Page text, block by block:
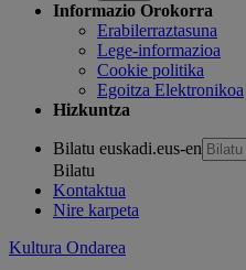
Informazio Orokorra
Erabilerraztasuna
Lege-informazioa
Cookie politika
Egoitza Elektronikoa
Hizkuntza
Bilatu euskadi.eus-en
Bilatu
Kontaktua
Nire karpeta
Kultura Ondarea